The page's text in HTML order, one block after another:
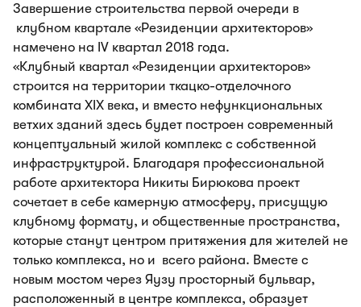
Завершение строительства первой очереди в
клубном квартале «Резиденции архитекторов»
намечено на IV квартал 2018 года.
«Клубный квартал «Резиденции архитекторов»
строится на территории ткацко-отделочного
комбината XIX века, и вместо нефункциональных
ветхих зданий здесь будет построен современный
концептуальный жилой комплекс с собственной
инфраструктурой. Благодаря профессиональной
работе архитектора Никиты Бирюкова проект
сочетает в себе камерную атмосферу, присущую
клубному формату, и общественные пространства,
которые станут центром притяжения для жителей не
только комплекса, но и всего района. Вместе с
новым мостом через Яузу просторный бульвар,
расположенный в центре комплекса, образует